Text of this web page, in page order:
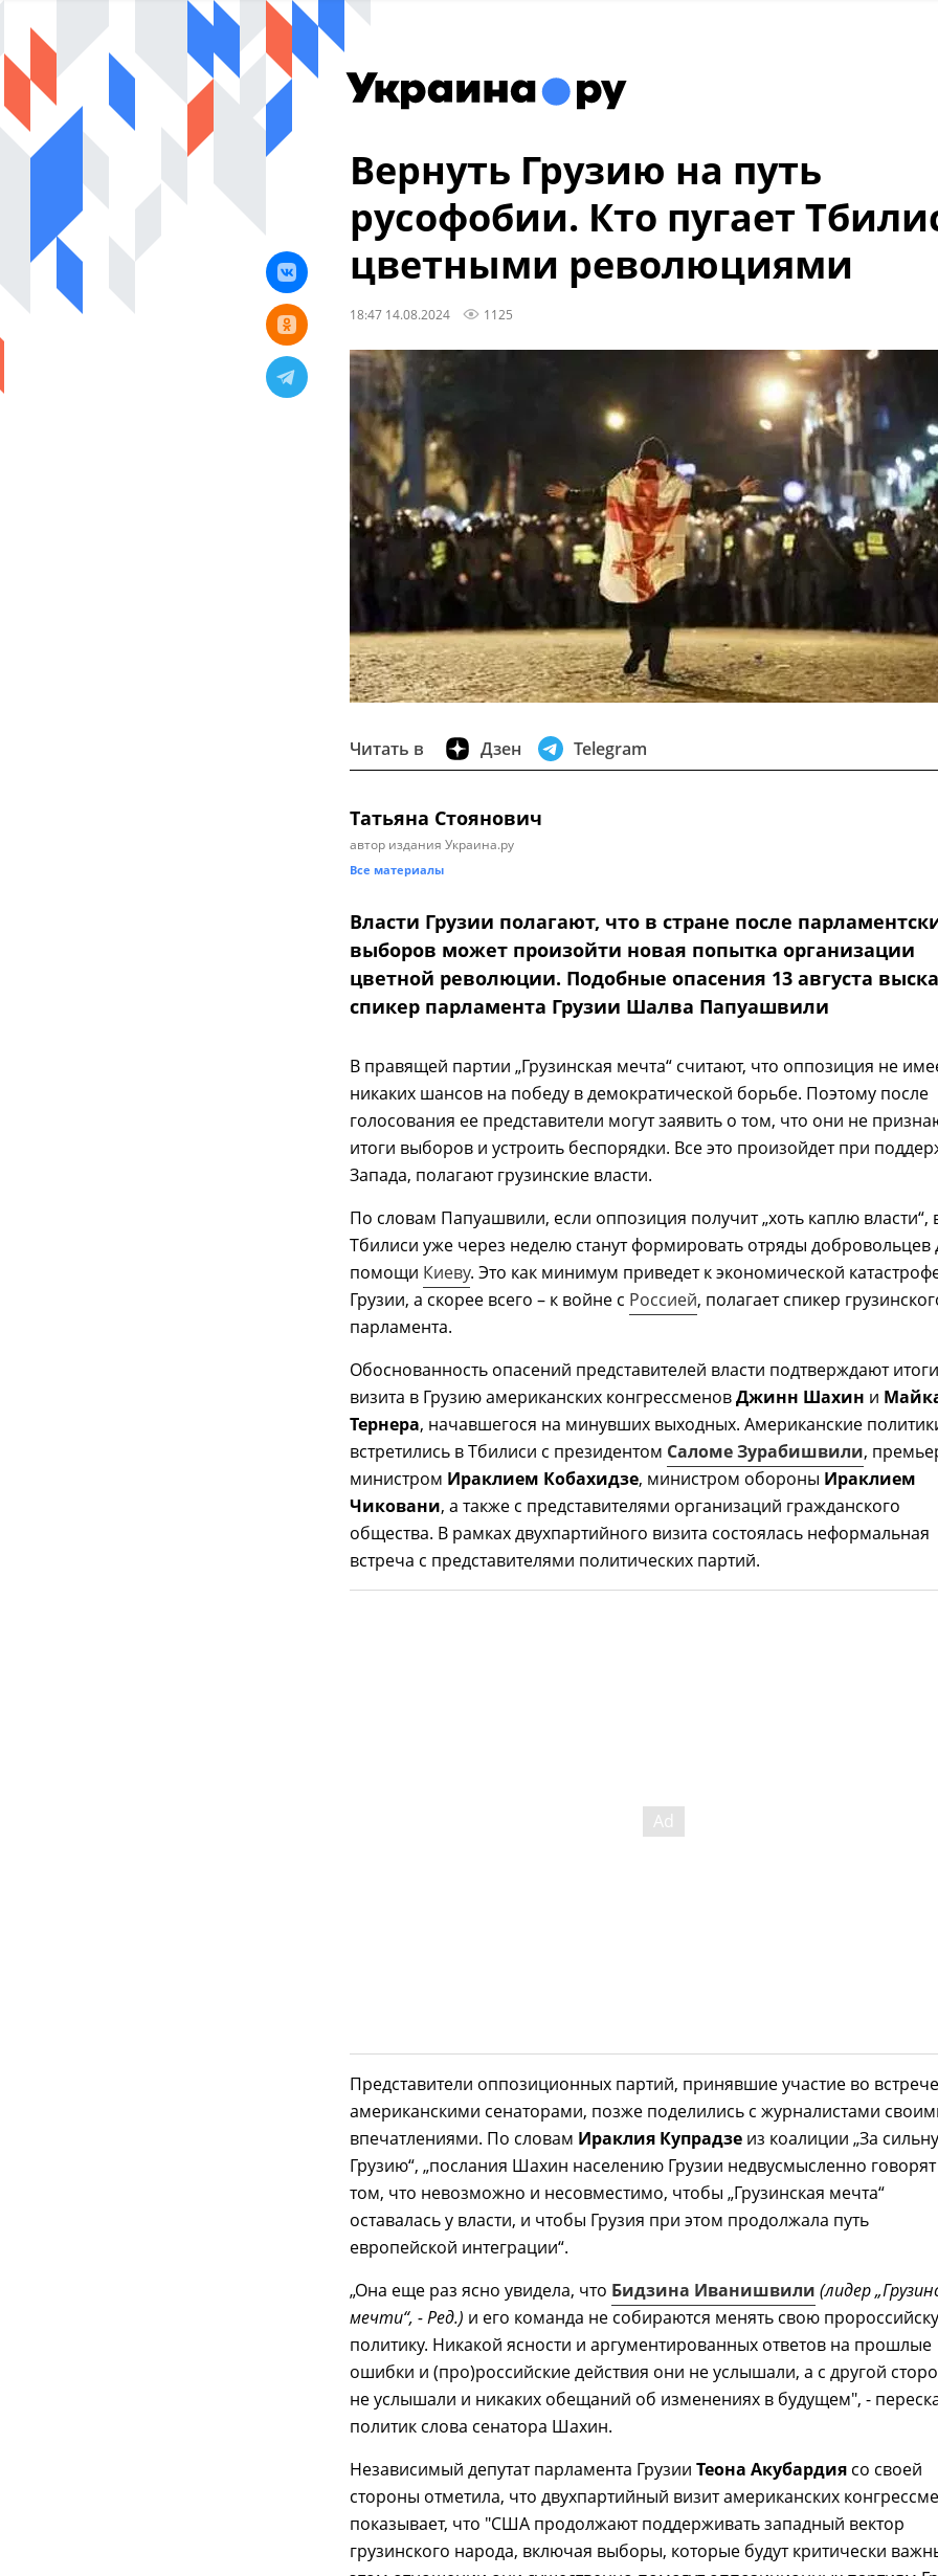
Вернуть Грузию на путь
русофобии. Кто пугает
цветными революциями
18:47 14.08.2024 1125
Читать в Дзен Telegram
Татьяна Стоянович
автор издания Украина.ру
Все материалы
Власти Грузии полагают, что в стране после
выборов может произойти новая попытка организации
цветной революции. Подобные опасения 13 августа
спикер парламента Грузии Шалва Папуашвили
В правящей партии „Грузинская мечта“ считают, что оппозиция не
никаких шансов на победу в демократической борьбе. Поэтому после
голосования ее представители могут заявить о том, что они не
итоги выборов и устроить беспорядки. Все это произойдет при
Запада, полагают грузинские власти.
По словам Папуашвили, если оппозиция получит „хоть каплю власти“,
Тбилиси уже через неделю станут формировать отряды добровольцев
помощи Киеву. Это как минимум приведет к экономической
Грузии, а скорее всего – к войне с Россией, полагает спикер
парламента.
Обоснованность опасений представителей власти подтверждают итоги
визита в Грузию американских конгрессменовДжинн Шахин и
Тернера, начавшегося на минувших выходных. Американские
встретились в Тбилиси с президентом Саломе Зурабишвили,
министром Ираклием Кобахидзе, министром обороны Ираклием
Чиковани, а также с представителями организаций гражданского
общества. В рамках двухпартийного визита состоялась неформальная
встреча с представителями политических партий.
Представители оппозиционных партий, принявшие участие во
американскими сенаторами, позже поделились с журналистами
впечатлениями. По словам Ираклия Купрадзе из коалиции „За
Грузию“, „послания Шахин населению Грузии недвусмысленно
том, что невозможно и несовместимо, чтобы „Грузинская мечта“
оставалась у власти, и чтобы Грузия при этом продолжала путь
европейской интеграции“.
„Она еще раз ясно увидела, что Бидзина Иванишвили (лидер
мечти“, - Ред.) и его команда не собираются менять свою
политику. Никакой ясности и аргументированных ответов на прошлые
ошибки и (про)российские действия они не услышали, а с другой
не услышали и никаких обещаний об изменениях в будущем", -
политик слова сенатора Шахин.
Независимый депутат парламента Грузии Теона Акубардия со своей
стороны отметила, что двухпартийный визит американских
показывает, что "США продолжают поддерживать западный вектор
грузинского народа, включая выборы, которые будут критически